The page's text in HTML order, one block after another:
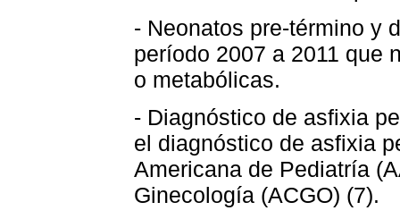
- Neonatos pre-término y
período 2007 a 2011 que
o metabólicas.
- Diagnóstico de asfixia
el diagnóstico de asfixia
Americana de Pediatría
Ginecología (ACGO) (7).